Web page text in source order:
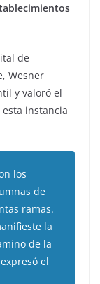
de
Wesner
y valoró el
instancia
los
de
ramas.
la
de la
el